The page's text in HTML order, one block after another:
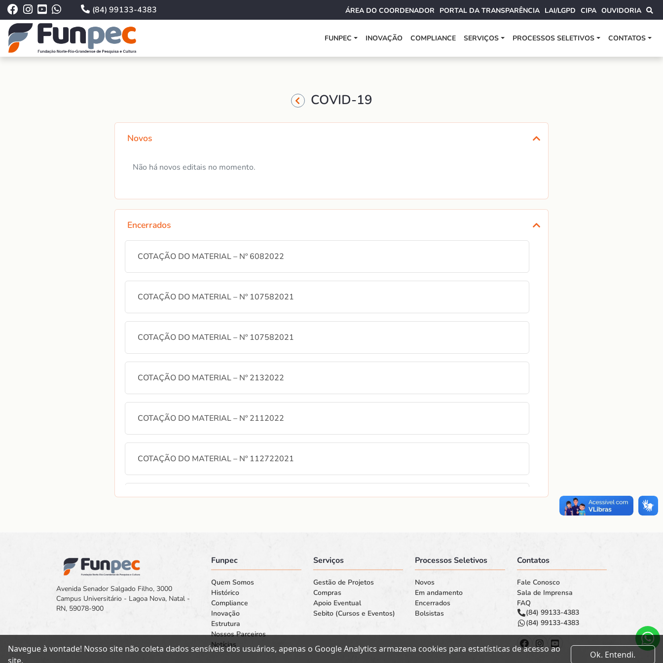
(84) 99133-4383 ÁREA DO COORDENADOR PORTAL DA TRANSPARÊNCIA LAI/LGPD CIPA OUVIDORIA
FUNPEC INOVAÇÃO COMPLIANCE SERVIÇOS PROCESSOS SELETIVOS CONTATOS
COVID-19
Novos
Não há novos editais no momento.
Encerrados
COTAÇÃO DO MATERIAL – Nº 6082022
COTAÇÃO DO MATERIAL – Nº 107582021
COTAÇÃO DO MATERIAL – Nº 107582021
COTAÇÃO DO MATERIAL – Nº 2132022
COTAÇÃO DO MATERIAL – Nº 2112022
COTAÇÃO DO MATERIAL – Nº 112722021
COTAÇÃO DO MATERIAL – Nº 105772021
COTAÇÃO DO MATERIAL – Nº 107472021
COTAÇÃO DO MATERIAL – Nº 103142021
Avenida Senador Salgado Filho, 3000
Campus Universitário - Lagoa Nova, Natal -
RN, 59078-900
Funpec
Quem Somos
Histórico
Compliance
Inovação
Estrutura
Nossos Parceiros
Notícias
Serviços
Gestão de Projetos
Compras
Apoio Eventual
Sebito (Cursos e Eventos)
Processos Seletivos
Novos
Em andamento
Encerrados
Bolsistas
Contatos
Fale Conosco
Sala de Imprensa
FAQ
(84) 99133-4383
(84) 99133-4383
Navegue à vontade! Nosso site não coleta dados sensíveis dos usuários, apenas o Google Analytics armazena cookies para estatísticas de acesso ao
site.
Ok. Entendi.